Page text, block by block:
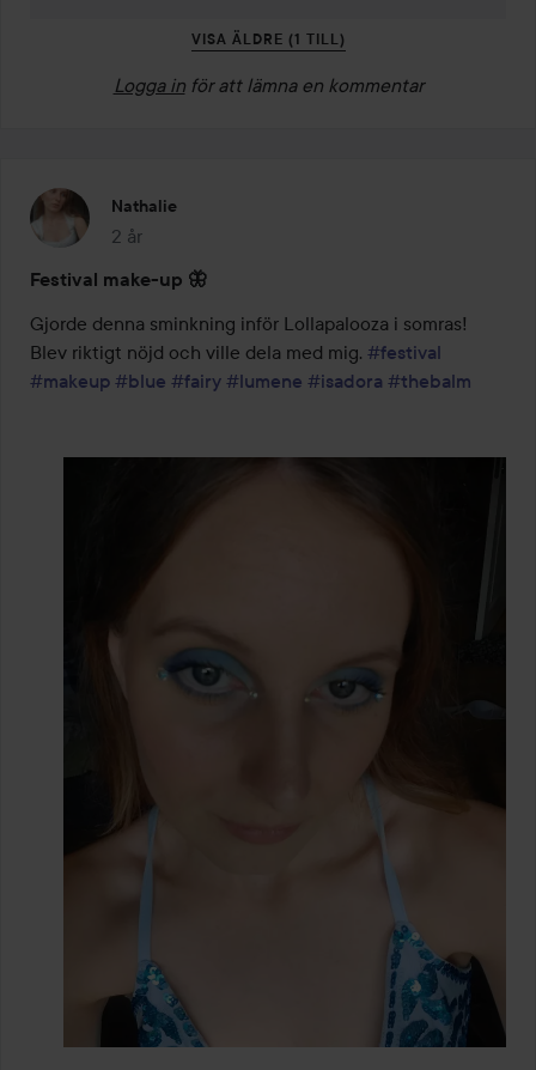
VISA ÄLDRE (1 TILL)
Logga in för att lämna en kommentar
Nathalie
2 år
Inlägget skapades 2 år
Festival make-up 🦋
Gjorde denna sminkning inför Lollapalooza i somras!
Blev riktigt nöjd och ville dela med mig. #festival
#makeup #blue #fairy #lumene #isadora #thebalm